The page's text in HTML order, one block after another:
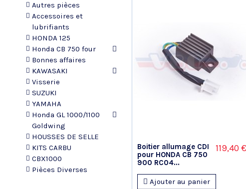
Boitier allumage CDI
pour HONDA CB 750
900 RC04...
119,40 €
Ajouter au panier
Autres pièces
Accessoires et
lubrifiants
HONDA 125
Honda CB 750 four
Bonnes affaires
KAWASAKI
Visserie
SUZUKI
YAMAHA
Honda GL 1000/1100
Goldwing
HOUSSES DE SELLE
KITS CARBU
CBX1000
Pièces Diverses